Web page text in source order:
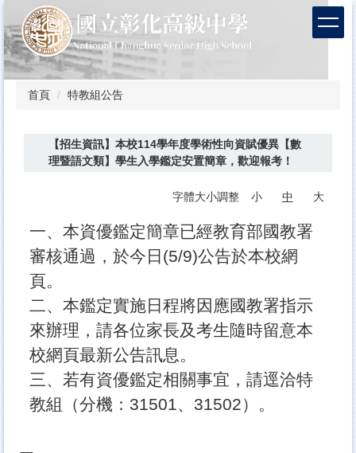
到
主
要
內
首頁 特教組公告
【招生資訊】本校114學年度學術性向資賦優異【數
理暨語文類】學生入學鑑定安置簡章，歡迎報考！
字體大小調整 小 中 大
一、本資優鑑定簡章已經教育部國教署
審核通過，於今日(5/9)公告於本校網
頁。
二、本鑑定實施日程將因應國教署指示
來辦理，請各位家長及考生隨時留意本
校網頁最新公告訊息。
三、若有資優鑑定相關事宜，請逕洽特
教組（分機：31501、31502）。